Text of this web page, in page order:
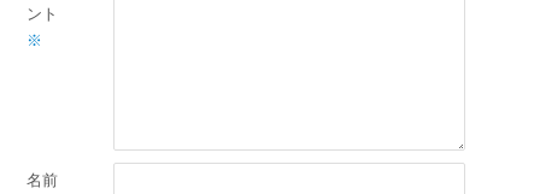
ント
※
名前